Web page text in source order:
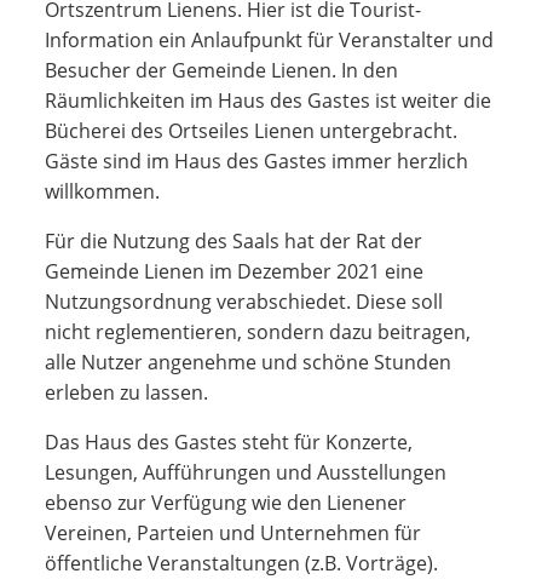
Ortszentrum Lienens. Hier ist die Tourist-
Information ein Anlaufpunkt für Veranstalter und
Besucher der Gemeinde Lienen. In den
Räumlichkeiten im Haus des Gastes ist weiter die
Bücherei des Ortseiles Lienen untergebracht.
Gäste sind im Haus des Gastes immer herzlich
willkommen.
Für die Nutzung des Saals hat der Rat der
Gemeinde Lienen im Dezember 2021 eine
Nutzungsordnung verabschiedet. Diese soll
nicht reglementieren, sondern dazu beitragen,
alle Nutzer angenehme und schöne Stunden
erleben zu lassen.
Das Haus des Gastes steht für Konzerte,
Lesungen, Aufführungen und Ausstellungen
ebenso zur Verfügung wie den Lienener
Vereinen, Parteien und Unternehmen für
öffentliche Veranstaltungen (z.B. Vorträge).